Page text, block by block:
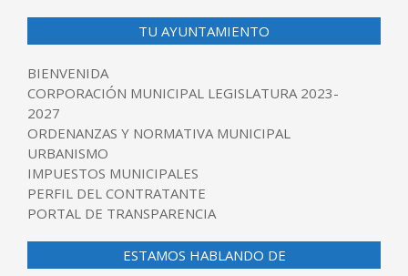
TU AYUNTAMIENTO
BIENVENIDA
CORPORACIÓN MUNICIPAL LEGISLATURA 2023-
2027
ORDENANZAS Y NORMATIVA MUNICIPAL
URBANISMO
IMPUESTOS MUNICIPALES
PERFIL DEL CONTRATANTE
PORTAL DE TRANSPARENCIA
ESTAMOS HABLANDO DE